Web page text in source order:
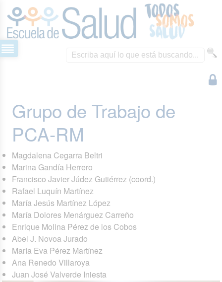
Grupo de Trabajo de
PCA-RM
Magdalena Cegarra Beltri
Marina Gandía Herrero
Francisco Javier Júdez Gutiérrez (coord.)
Rafael Luquín Martínez
María Jesús Martínez López
María Dolores Menárguez Carreño
Enrique Molina Pérez de los Cobos
Abel J. Novoa Jurado
María Eva Pérez Martínez
Ana Renedo Villaroya
Juan José Valverde Iniesta